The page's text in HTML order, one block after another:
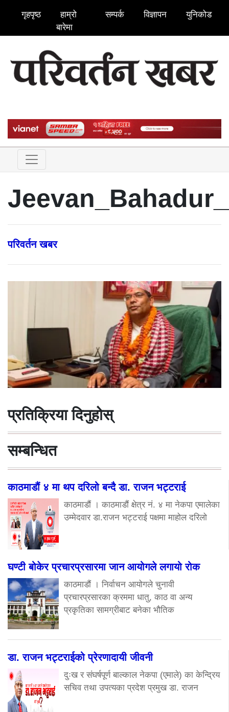
गृहपृष्ठ
हाम्रो
बारेमा
सम्पर्क विज्ञापन युनिकोड
परिवर्तन खबर
प्रतिक्रिया दिनुहोस्
सम्बन्धित
काठमाडौं ४ मा थप दरिलो बन्दै डा. राजन भट्टराई
काठमाडौं । काठमाडौं क्षेत्र नं. ४ मा नेकपा एमालेका
उम्मेदवार डा.राजन भट्टराई पक्षमा माहोल दरिलो
घण्टी बोकेर प्रचारप्रसारमा जान आयोगले लगायो रोक
काठमाडौं । निर्वाचन आयोगले चुनावी
प्रचारप्रसारका क्रममा धातु, काठ वा अन्य
प्रकृतिका सामग्रीबाट बनेका भौतिक
डा. राजन भट्टराईको प्रेरणादायी जीवनी
दुःख र संघर्षपूर्ण बाल्काल नेकपा (एमाले) का केन्द्रिय
सचिव तथा उपत्यका प्रदेश प्रमुख डा. राजन